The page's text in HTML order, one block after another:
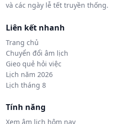
và các ngày lễ tết truyền thống.
Liên kết nhanh
Trang chủ
Chuyển đổi âm lịch
Gieo quẻ hỏi việc
Lịch năm 2026
Lịch tháng 8
Tính năng
Xem âm lịch hôm nay